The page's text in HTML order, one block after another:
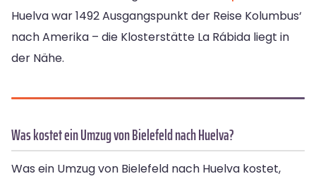
Huelva war 1492 Ausgangspunkt der Reise Kolumbus‘
nach Amerika – die Klosterstätte La Rábida liegt in
der Nähe.
Was kostet ein Umzug von Bielefeld nach Huelva?
Was ein Umzug von Bielefeld nach Huelva kostet,